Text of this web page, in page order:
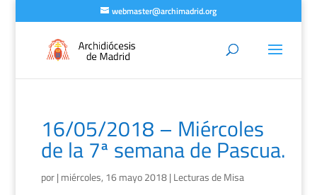
webmaster@archimadrid.org
16/05/2018 – Miércoles
de la 7ª semana de Pascua.
por| miércoles, 16 mayo 2018| Lecturas de Misa